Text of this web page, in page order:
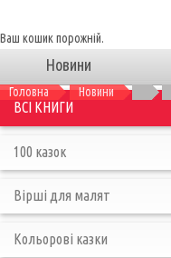
Ваш кошик порожній.
Новини
Головна Новини
ВСІ КНИГИ
100 казок
Вірші для малят
Кольорові казки